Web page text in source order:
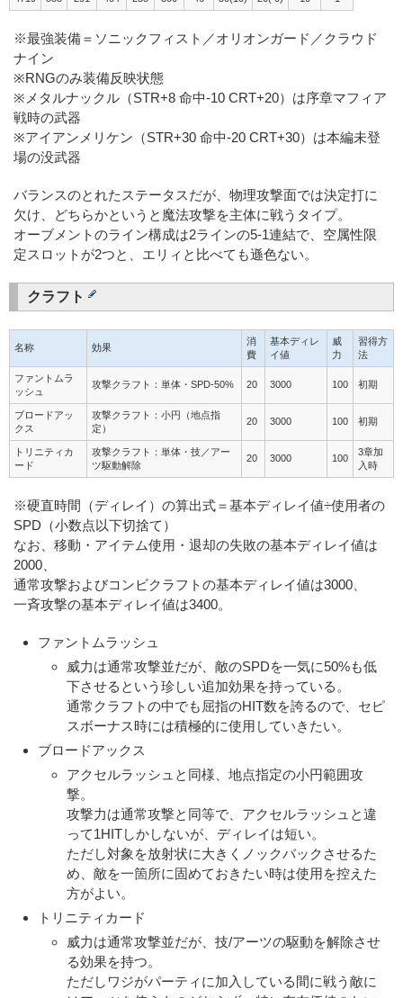
※最強装備＝ソニックフィスト／オリオンガード／クラウド
ナイン
※RNGのみ装備反映状態
※メタルナックル（STR+8 命中-10 CRT+20）は序章マフィア
戦時の武器
※アイアンメリケン（STR+30 命中-20 CRT+30）は本編未登
場の没武器
バランスのとれたステータスだが、物理攻撃面では決定打に
欠け、どちらかというと魔法攻撃を主体に戦うタイプ。
オーブメントのライン構成は2ラインの5-1連結で、空属性限
定スロットが2つと、エリィと比べても遜色ない。
クラフト
名称 効果
消
費
基本ディレ
イ値
威
力
習得方
法
ファントムラ
ッシュ
攻撃クラフト：単体・SPD-50% 20 3000 100 初期
ブロードアッ
クス
攻撃クラフト：小円（地点指
定）
20 3000 100 初期
トリニティカ
ード
攻撃クラフト：単体・技／アー
ツ駆動解除
20 3000 100
3章加
入時
※硬直時間（ディレイ）の算出式＝基本ディレイ値÷使用者の
SPD（小数点以下切捨て）
なお、移動・アイテム使用・退却の失敗の基本ディレイ値は
2000、
通常攻撃およびコンビクラフトの基本ディレイ値は3000、
一斉攻撃の基本ディレイ値は3400。
ファントムラッシュ
威力は通常攻撃並だが、敵のSPDを一気に50%も低
下させるという珍しい追加効果を持っている。
通常クラフトの中でも屈指のHIT数を誇るので、セピ
スボーナス時には積極的に使用していきたい。
ブロードアックス
アクセルラッシュと同様、地点指定の小円範囲攻
撃。
攻撃力は通常攻撃と同等で、アクセルラッシュと違
って1HITしかしないが、ディレイは短い。
ただし対象を放射状に大きくノックバックさせるた
め、敵を一箇所に固めておきたい時は使用を控えた
方がよい。
トリニティカード
威力は通常攻撃並だが、技/アーツの駆動を解除させ
る効果を持つ。
ただしワジがパーティに加入している間に戦う敵に